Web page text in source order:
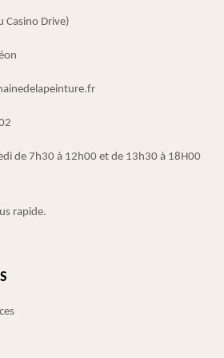
Casino Drive)
de 7h30 à 12h00 et de 13h30 à 18H00
rapide.